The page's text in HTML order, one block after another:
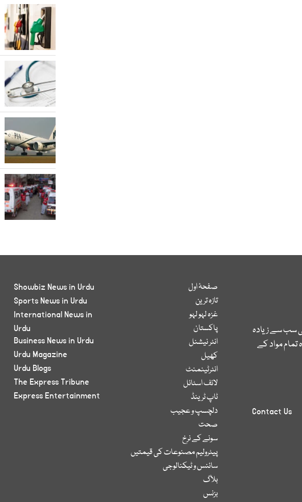
سب سے زیادہ
مواد کے
Contact Us
صفحۂ اول
تازہ ترین
غزہ لہو لہو
پاکستان
انٹر نیشنل
کھیل
انٹرٹینمنٹ
لائف اسٹائل
ٹاپ ٹرینڈ
دلچسپ و عجیب
صحت
سونے کے نرخ
پیٹرولیم مصنوعات کی قیمتیں
سائنس و ٹیکنالوجی
بلاگ
بزنس
Showbiz News in Urdu
Sports News in Urdu
International News in
Urdu
Business News in Urdu
Urdu Magazine
Urdu Blogs
The Express Tribune
Express Entertainment